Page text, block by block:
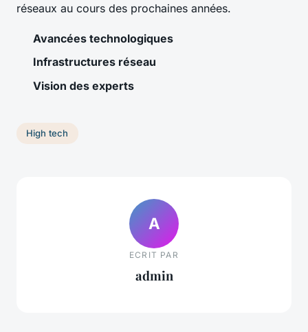
réseaux au cours des prochaines années.
Avancées technologiques
Infrastructures réseau
Vision des experts
High tech
A
ECRIT PAR
admin